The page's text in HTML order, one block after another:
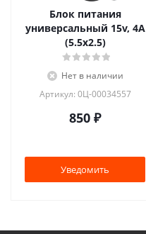
Блок питания
универсальный 15v, 4A
(5.5x2.5)
Нет в наличии
Артикул: 0Ц-00034557
850 ₽
Уведомить